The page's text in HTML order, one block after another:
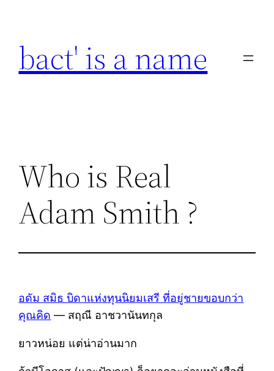
content
bact' is a name
Who is Real
Adam Smith ?
อดัม สมิธ ​บิดา​แห่งทุนนิยมเสรี​ ​ที่​อยู่​ชายขอบกว่า
คุณคิด — สฤณี อาชวานันทกุล
ยาวหน่อย แต่น่าอ่านมาก